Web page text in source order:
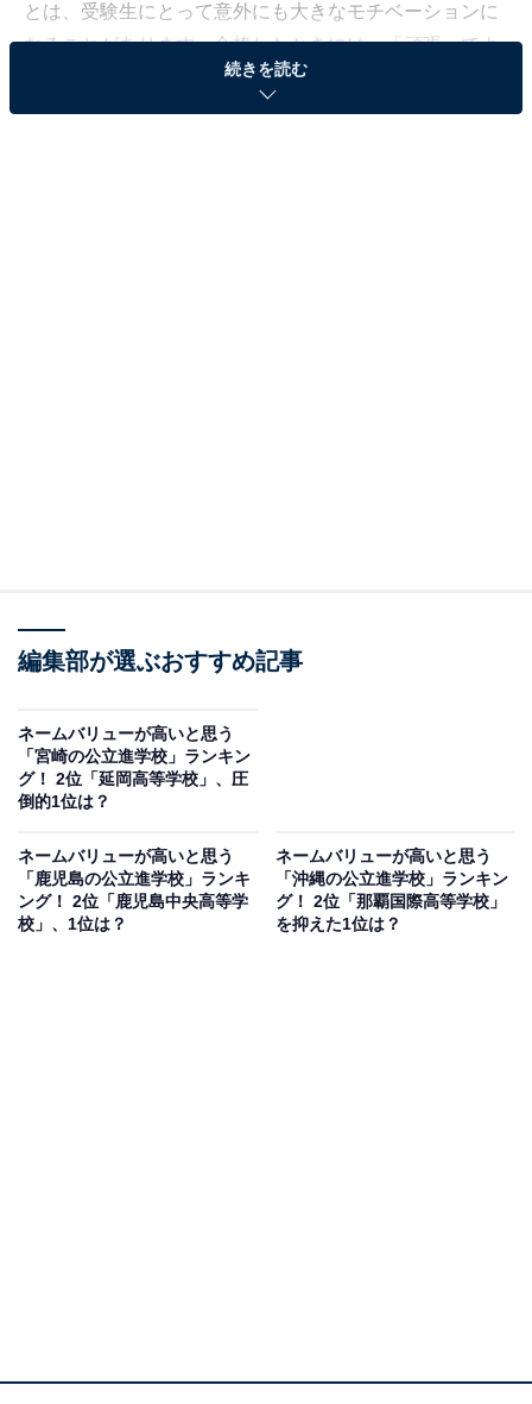
とは、受験生にとって意外にも大きなモチベーションに
なることがあります。合格したときには、「頑張ってよ
かった」と心から実感できる喜びにつながるかもしれま
せん。
回答者からは「都会にあり、憧れている学生が多いから
教育の先駆け的存在として知られており、グローバルな
視野を持つ生徒が多い点が評価されているから」（40代
女性／埼玉県）、「スポーツでも活躍しているイメージ
があるから」（30代女性／大阪府）などのコメントが寄
せられていました。
1位は「開邦高等学校」でした。県内屈指の進学校とし
続きを読む
編集部が選ぶおすすめ記事
ネームバリューが高いと思う
「宮崎の公立進学校」ランキン
グ！ 2位「延岡高等学校」、圧
倒的1位は？
ネームバリューが高いと思う
「鹿児島の公立進学校」ランキ
ング！ 2位「鹿児島中央高等学
校」、1位は？
ネームバリューが高いと思う
「沖縄の公立進学校」ランキン
グ！ 2位「那覇国際高等学校」
を抑えた1位は？